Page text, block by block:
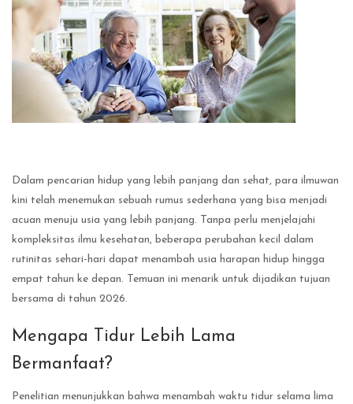
Dalam pencarian hidup yang lebih panjang dan sehat, para ilmuwan
kini telah menemukan sebuah rumus sederhana yang bisa menjadi
acuan menuju usia yang lebih panjang. Tanpa perlu menjelajahi
kompleksitas ilmu kesehatan, beberapa perubahan kecil dalam
rutinitas sehari-hari dapat menambah usia harapan hidup hingga
empat tahun ke depan. Temuan ini menarik untuk dijadikan tujuan
bersama di tahun 2026.
Mengapa Tidur Lebih Lama
Bermanfaat?
Penelitian menunjukkan bahwa menambah waktu tidur selama lima